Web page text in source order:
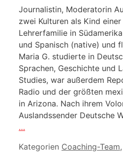
Journalistin, Moderatorin
zwei Kulturen als Kind
Lehrerfamilie in
und Spanisch (native) und
Maria G. studierte in
Sprachen, Geschichte und
Studies, war außerdem
Radio und der größten
in Arizona. Nach ihrem
Auslandssender Deutsche
…
Kategorien Coaching-Team,